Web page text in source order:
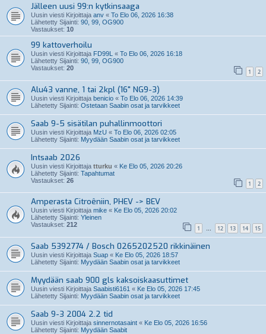
Jälleen uusi 99:n kytkinsaaga
Uusin viesti Kirjoittaja anv « To Elo 06, 2026 16:38
Lähetetty Sijainti: 90, 99, OG900
Vastaukset: 10
99 kattoverhoilu
Uusin viesti Kirjoittaja FD99L « To Elo 06, 2026 16:18
Lähetetty Sijainti: 90, 99, OG900
Vastaukset: 20 1 2
Alu43 vanne, 1 tai 2kpl (16" NG9-3)
Uusin viesti Kirjoittaja benicio « To Elo 06, 2026 14:39
Lähetetty Sijainti: Ostetaan Saabin osat ja tarvikkeet
Saab 9-5 sisätilan puhallinmoottori
Uusin viesti Kirjoittaja MzU « To Elo 06, 2026 02:05
Lähetetty Sijainti: Myydään Saabin osat ja tarvikkeet
Intsaab 2026
Uusin viesti Kirjoittaja tturku « Ke Elo 05, 2026 20:26
Lähetetty Sijainti: Tapahtumat
Vastaukset: 26 1 2
Amperasta Citroêniin, PHEV -> BEV
Uusin viesti Kirjoittaja mike « Ke Elo 05, 2026 20:02
Lähetetty Sijainti: Yleinen
Vastaukset: 212 1 … 12 13 14 15
Saab 5392774 / Bosch 0265202520 rikkinäinen
Uusin viesti Kirjoittaja Suap « Ke Elo 05, 2026 18:57
Lähetetty Sijainti: Myydään Saabin osat ja tarvikkeet
Myydään saab 900 gls kaksoiskaasuttimet
Uusin viesti Kirjoittaja Saabisti6161 « Ke Elo 05, 2026 17:45
Lähetetty Sijainti: Myydään Saabin osat ja tarvikkeet
Saab 9-3 2004 2.2 tid
Uusin viesti Kirjoittaja sinnernotasaint « Ke Elo 05, 2026 16:56
Lähetetty Sijainti: Myydään Saabit